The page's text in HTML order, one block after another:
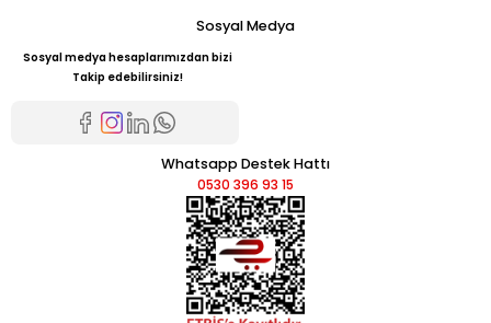
Sosyal Medya
Sosyal medya hesaplarımızdan bizi
Takip edebilirsiniz!
Whatsapp Destek Hattı
0530 396 93 15